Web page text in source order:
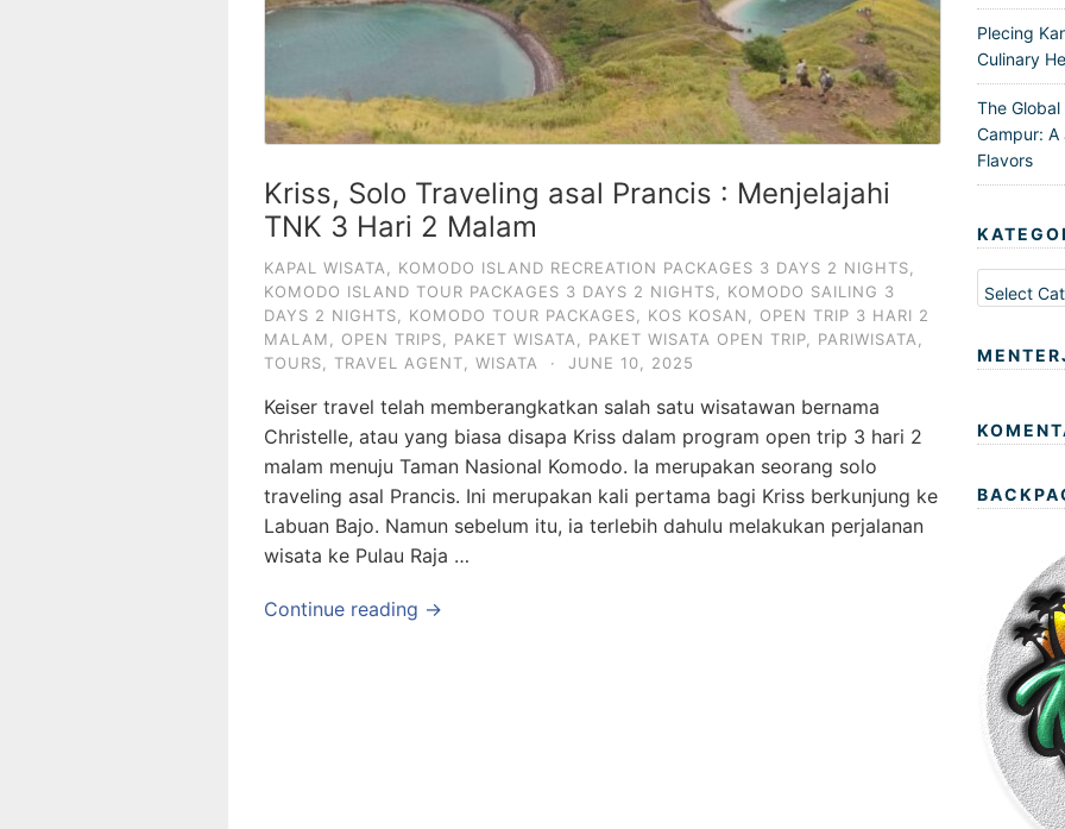
Kriss, Solo Traveling asal Prancis : Menjelajahi
TNK 3 Hari 2 Malam
KAPAL WISATA KOMODO ISLAND RECREATION PACKAGES 3 DAYS 2 NIGHTS
KOMODO ISLAND TOUR PACKAGES 3 DAYS 2 NIGHTS
KOMODO SAILING 3
DAYS 2 NIGHTS
KOMODO TOUR PACKAGES KOS KOSAN
OPEN TRIP 3 HARI 2
MALAM
OPEN TRIPS PAKET WISATA PAKET WISATA OPEN TRIP PARIWISATA
TOURS
TRAVEL AGENT WISATA · JUNE 10, 2025
Keiser travel telah memberangkatkan salah satu wisatawan bernama
Christelle, atau yang biasa disapa Kriss dalam program open trip 3 hari 2
malam menuju Taman Nasional Komodo. Ia merupakan seorang solo
traveling asal Prancis. Ini merupakan kali pertama bagi Kriss berkunjung ke
Labuan Bajo. Namun sebelum itu, ia terlebih dahulu melakukan perjalanan
wisata ke Pulau Raja …
Continue reading →
Plecing
Culinary
The
Campur: A
Flavors
Kategori